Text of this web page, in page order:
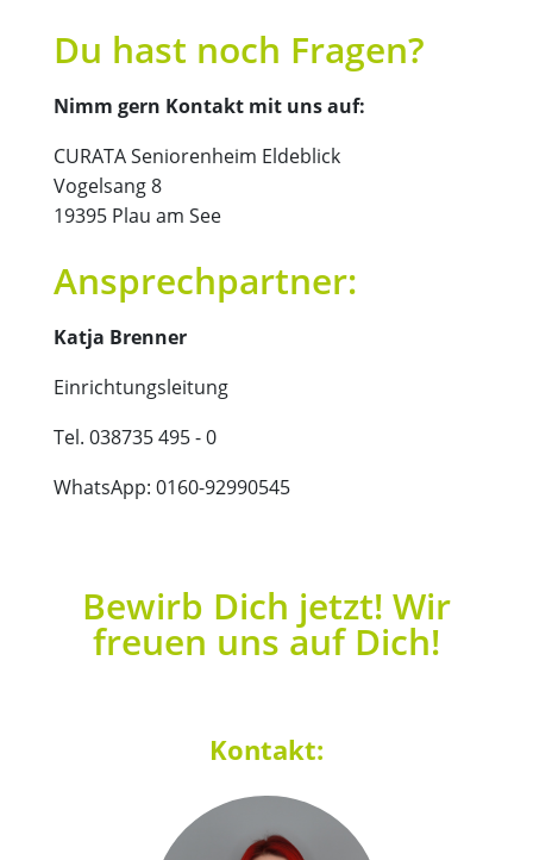
Du hast noch Fragen?
Nimm gern Kontakt mit uns auf:
CURATA Seniorenheim Eldeblick
Vogelsang 8
19395 Plau am See
Ansprechpartner:
Katja Brenner
Einrichtungsleitung
Tel. 038735 495 - 0
WhatsApp: 0160-92990545
Bewirb Dich jetzt! Wir
freuen uns auf Dich!
Kontakt: